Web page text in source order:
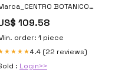
BOTANICO
109.58
order: 1 piece
4.4 (22 reviews)
: Login>>